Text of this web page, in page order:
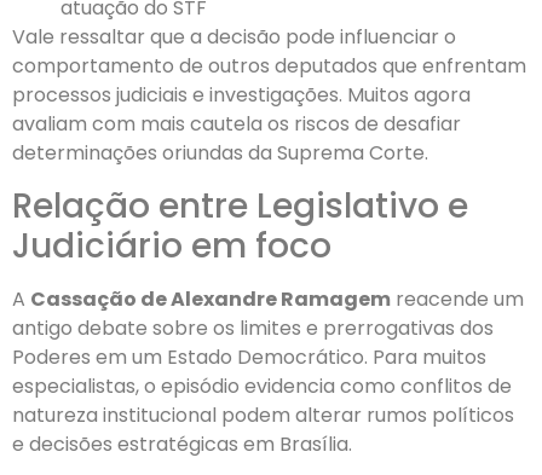
atuação do STF
Vale ressaltar que a decisão pode influenciar o
comportamento de outros deputados que enfrentam
processos judiciais e investigações. Muitos agora
avaliam com mais cautela os riscos de desafiar
determinações oriundas da Suprema Corte.
Relação entre Legislativo e
Judiciário em foco
A Cassação de Alexandre Ramagem reacende um
antigo debate sobre os limites e prerrogativas dos
Poderes em um Estado Democrático. Para muitos
especialistas, o episódio evidencia como conflitos de
natureza institucional podem alterar rumos políticos
e decisões estratégicas em Brasília.